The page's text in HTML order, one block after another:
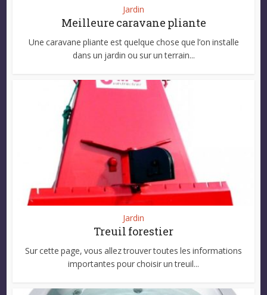
Jardin
Meilleure caravane pliante
Une caravane pliante est quelque chose que l’on installe
dans un jardin ou sur un terrain...
Jardin
Treuil forestier
Sur cette page, vous allez trouver toutes les informations
importantes pour choisir un treuil...